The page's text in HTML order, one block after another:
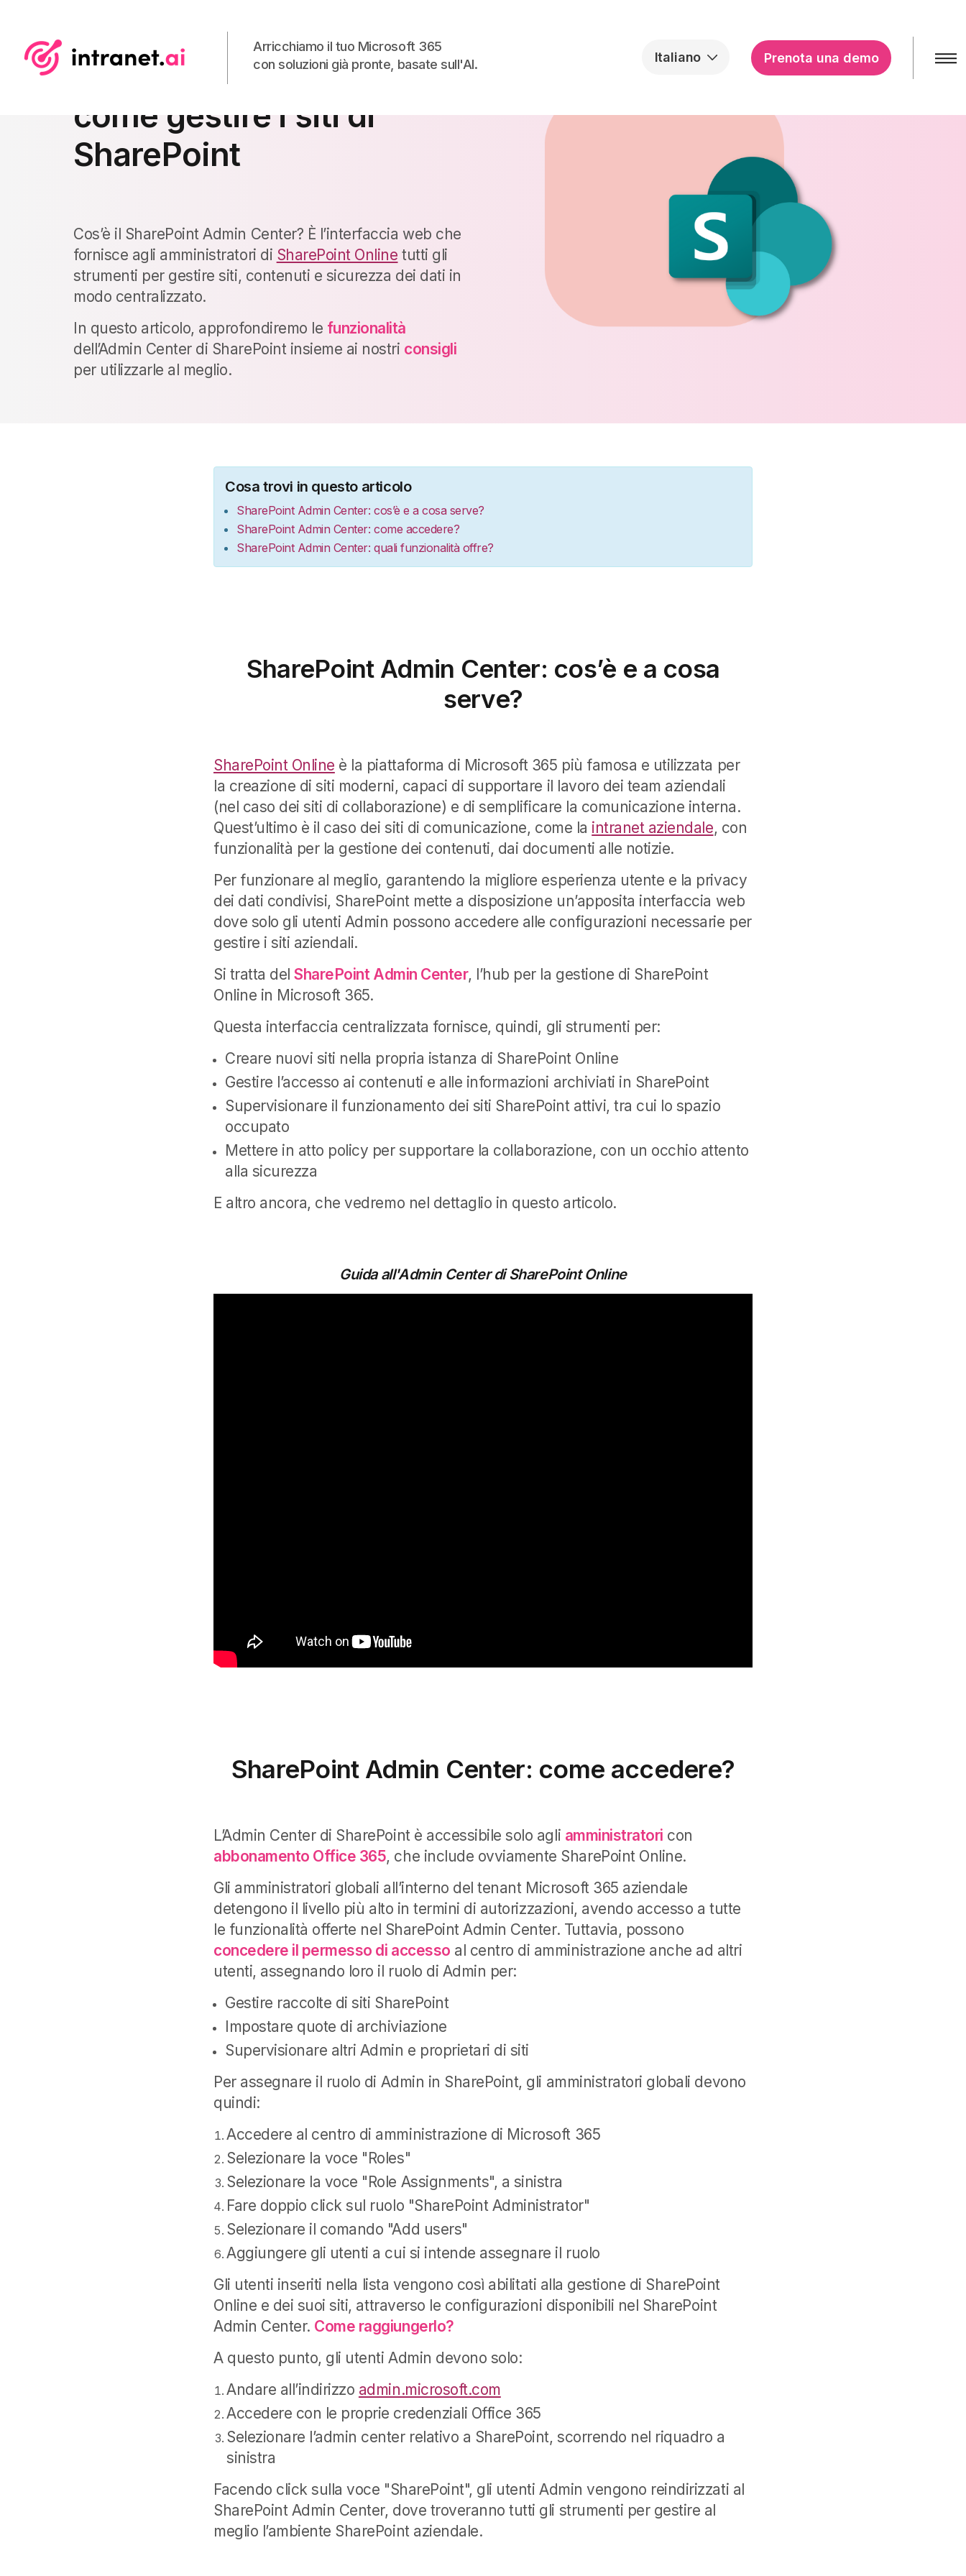
Arricchiamo il tuo Microsoft 365
con soluzioni già pronte, basate sull'AI.
Italiano Prenota una demo
SharePoint Admin Center:
come gestire i siti di
SharePoint
Cos’è il SharePoint Admin Center? È l’interfaccia web che
fornisce agli amministratori di SharePoint Online tutti gli
strumenti per gestire siti, contenuti e sicurezza dei dati in
modo centralizzato.
In questo articolo, approfondiremo le funzionalità
dell’Admin Center di SharePoint insieme ai nostri consigli
per utilizzarle al meglio.
Cosa trovi in questo articolo
SharePoint Admin Center: cos’è e a cosa serve?
SharePoint Admin Center: come accedere?
SharePoint Admin Center: quali funzionalità offre?
SharePoint Admin Center: cos’è e a cosa
serve?
SharePoint Online è la piattaforma di Microsoft 365 più famosa e utilizzata per
la creazione di siti moderni, capaci di supportare il lavoro dei team aziendali
(nel caso dei siti di collaborazione) e di semplificare la comunicazione interna.
Quest’ultimo è il caso dei siti di comunicazione, come la intranet aziendale, con
funzionalità per la gestione dei contenuti, dai documenti alle notizie.
Per funzionare al meglio, garantendo la migliore esperienza utente e la privacy
dei dati condivisi, SharePoint mette a disposizione un’apposita interfaccia web
dove solo gli utenti Admin possono accedere alle configurazioni necessarie per
gestire i siti aziendali.
Si tratta delSharePoint Admin Center, l’hub per la gestione di SharePoint
Online in Microsoft 365.
Questa interfaccia centralizzata fornisce, quindi, gli strumenti per:
Creare nuovi siti nella propria istanza di SharePoint Online
Gestire l’accesso ai contenuti e alle informazioni archiviati in SharePoint
Supervisionare il funzionamento dei siti SharePoint attivi, tra cui lo spazio
occupato
Mettere in atto policy per supportare la collaborazione, con un occhio attento
alla sicurezza
E altro ancora, che vedremo nel dettaglio in questo articolo.
Guida all'Admin Center di SharePoint Online
SharePoint Admin Center: come accedere?
L’Admin Center di SharePoint è accessibile solo agli amministratori con
abbonamento Office 365, che include ovviamente SharePoint Online.
Gli amministratori globali all’interno del tenant Microsoft 365 aziendale
detengono il livello più alto in termini di autorizzazioni, avendo accesso a tutte
le funzionalità offerte nel SharePoint Admin Center. Tuttavia, possono
concedere il permesso di accesso al centro di amministrazione anche ad altri
utenti, assegnando loro il ruolo di Admin per:
Gestire raccolte di siti SharePoint
Impostare quote di archiviazione
Supervisionare altri Admin e proprietari di siti
Per assegnare il ruolo di Admin in SharePoint, gli amministratori globali devono
quindi:
Accedere al centro di amministrazione di Microsoft 365
Selezionare la voce "Roles"
Selezionare la voce "Role Assignments", a sinistra
Fare doppio click sul ruolo "SharePoint Administrator"
Selezionare il comando "Add users"
Aggiungere gli utenti a cui si intende assegnare il ruolo
Gli utenti inseriti nella lista vengono così abilitati alla gestione di SharePoint
Online e dei suoi siti, attraverso le configurazioni disponibili nel SharePoint
Admin Center. Come raggiungerlo?
A questo punto, gli utenti Admin devono solo:
Andare all’indirizzo admin.microsoft.com
Accedere con le proprie credenziali Office 365
Selezionare l’admin center relativo a SharePoint, scorrendo nel riquadro a
sinistra
Facendo click sulla voce "SharePoint", gli utenti Admin vengono reindirizzati al
SharePoint Admin Center, dove troveranno tutti gli strumenti per gestire al
meglio l’ambiente SharePoint aziendale.